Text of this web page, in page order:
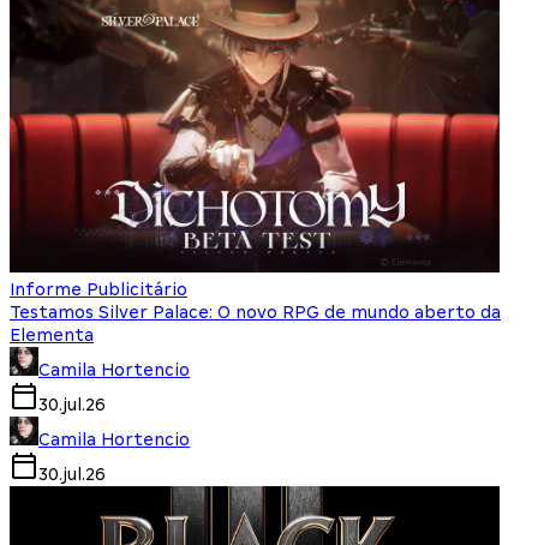
Informe Publicitário
Testamos Silver Palace: O novo RPG de mundo aberto da
Elementa
Camila Hortencio
30.jul.26
Camila Hortencio
30.jul.26